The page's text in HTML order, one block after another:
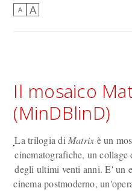
A A
Il mosaico
(MinDBlinD)
La trilogia di Matrix è un
cinematografiche, un
degli ultimi venti anni. E' un
cinema postmoderno,